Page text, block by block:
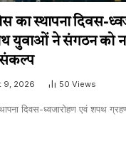
का स्थापना दिवस-
युवाओं ने संगठन को
संकल्प
9, 2026 50 Views
दिवस-ध्वजारोहण एवं शपथ